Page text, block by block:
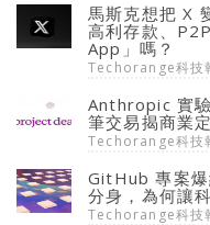
馬斯克想把 X
高利存款、
App」嗎？
Techorange科技
Anthropic 實
筆交易揭商業
Techorange科技
GitHub 專案
分身，為何讓
Techorange科技